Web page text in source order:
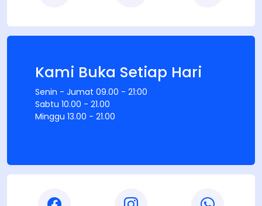
Kami Buka Setiap Hari
Senin - Jumat 09.00 - 21:00
Sabtu 10.00 - 21.00
Minggu 13.00 - 21.00